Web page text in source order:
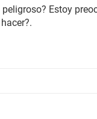
Estoy